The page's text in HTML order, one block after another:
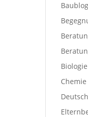
Baublog
Biologie
Chemie
Deutsch